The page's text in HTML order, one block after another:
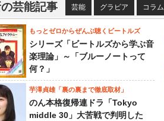
芸能記事 芸能 グラビア コラム
もっとゼロからぜんぶ聴くビートルズ
シリーズ「ビートルズから学ぶ音
楽理論」～「ブルーノートって
何？」
芋澤貞雄「裏の裏まで徹底取材」
のん本格復帰連ドラ「Tokyo
middle 30」大苦戦で判明した